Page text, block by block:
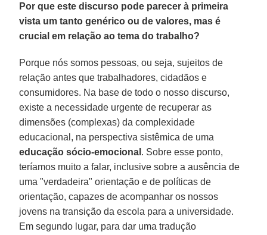
Por que este discurso pode parecer à primeira
vista um tanto genérico ou de valores, mas é
crucial em relação ao tema do trabalho?
Porque nós somos pessoas, ou seja, sujeitos de
relação antes que trabalhadores, cidadãos e
consumidores. Na base de todo o nosso discurso,
existe a necessidade urgente de recuperar as
dimensões (complexas) da complexidade
educacional, na perspectiva sistêmica de uma
educação sócio-emocional . Sobre esse ponto,
teríamos muito a falar, inclusive sobre a ausência de
uma "verdadeira" orientação e de políticas de
orientação, capazes de acompanhar os nossos
jovens na transição da escola para a universidade.
Em segundo lugar, para dar uma tradução